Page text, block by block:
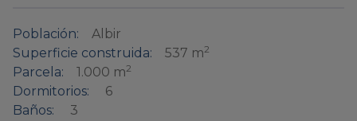
Población:
Albir
Superficie construida:
537 m2
Parcela: 1.000 m2
Dormitorios:
6
Baños:
3